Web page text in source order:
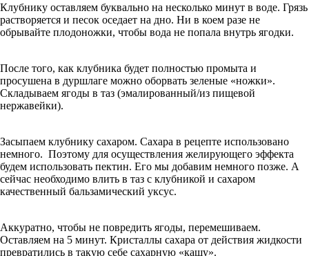
Клубнику оставляем буквально на несколько минут в воде. Грязь
растворяется и песок оседает на дно. Ни в коем разе не
обрывайте плодоножки, чтобы вода не попала внутрь ягодки.
После того, как клубника будет полностью промыта и
просушена в дуршлаге можно оборвать зеленые «ножки».
Складываем ягоды в таз (эмалированный/из пищевой
нержавейки).
Засыпаем клубнику сахаром. Сахара в рецепте использовано
немного. Поэтому для осуществления желирующего эффекта
будем использовать пектин. Его мы добавим немного позже. А
сейчас необходимо влить в таз с клубникой и сахаром
качественный бальзамический уксус.
Аккуратно, чтобы не повредить ягоды, перемешиваем.
Оставляем на 5 минут. Кристаллы сахара от действия жидкости
превратились в такую себе сахарную «кашу».